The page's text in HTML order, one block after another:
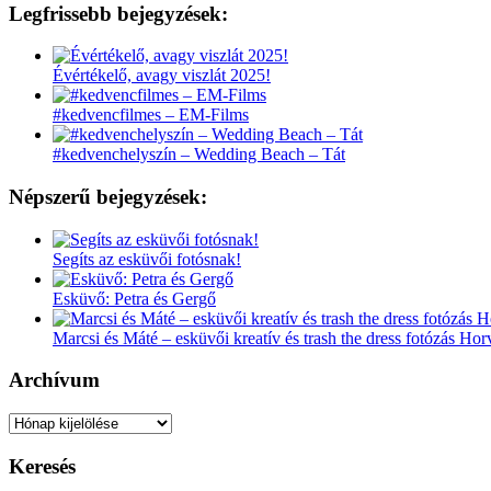
Legfrissebb bejegyzések:
Évértékelő, avagy viszlát 2025!
#kedvencfilmes – EM-Films
#kedvenchelyszín – Wedding Beach – Tát
Népszerű bejegyzések:
Segíts az esküvői fotósnak!
Esküvő: Petra és Gergő
Marcsi és Máté – esküvői kreatív és trash the dress fotózás
Archívum
Archívum
Keresés